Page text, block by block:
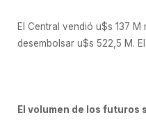
El Central vendió u$s 137
desembolsar u$s 522,5 M.
El volumen de los futuros